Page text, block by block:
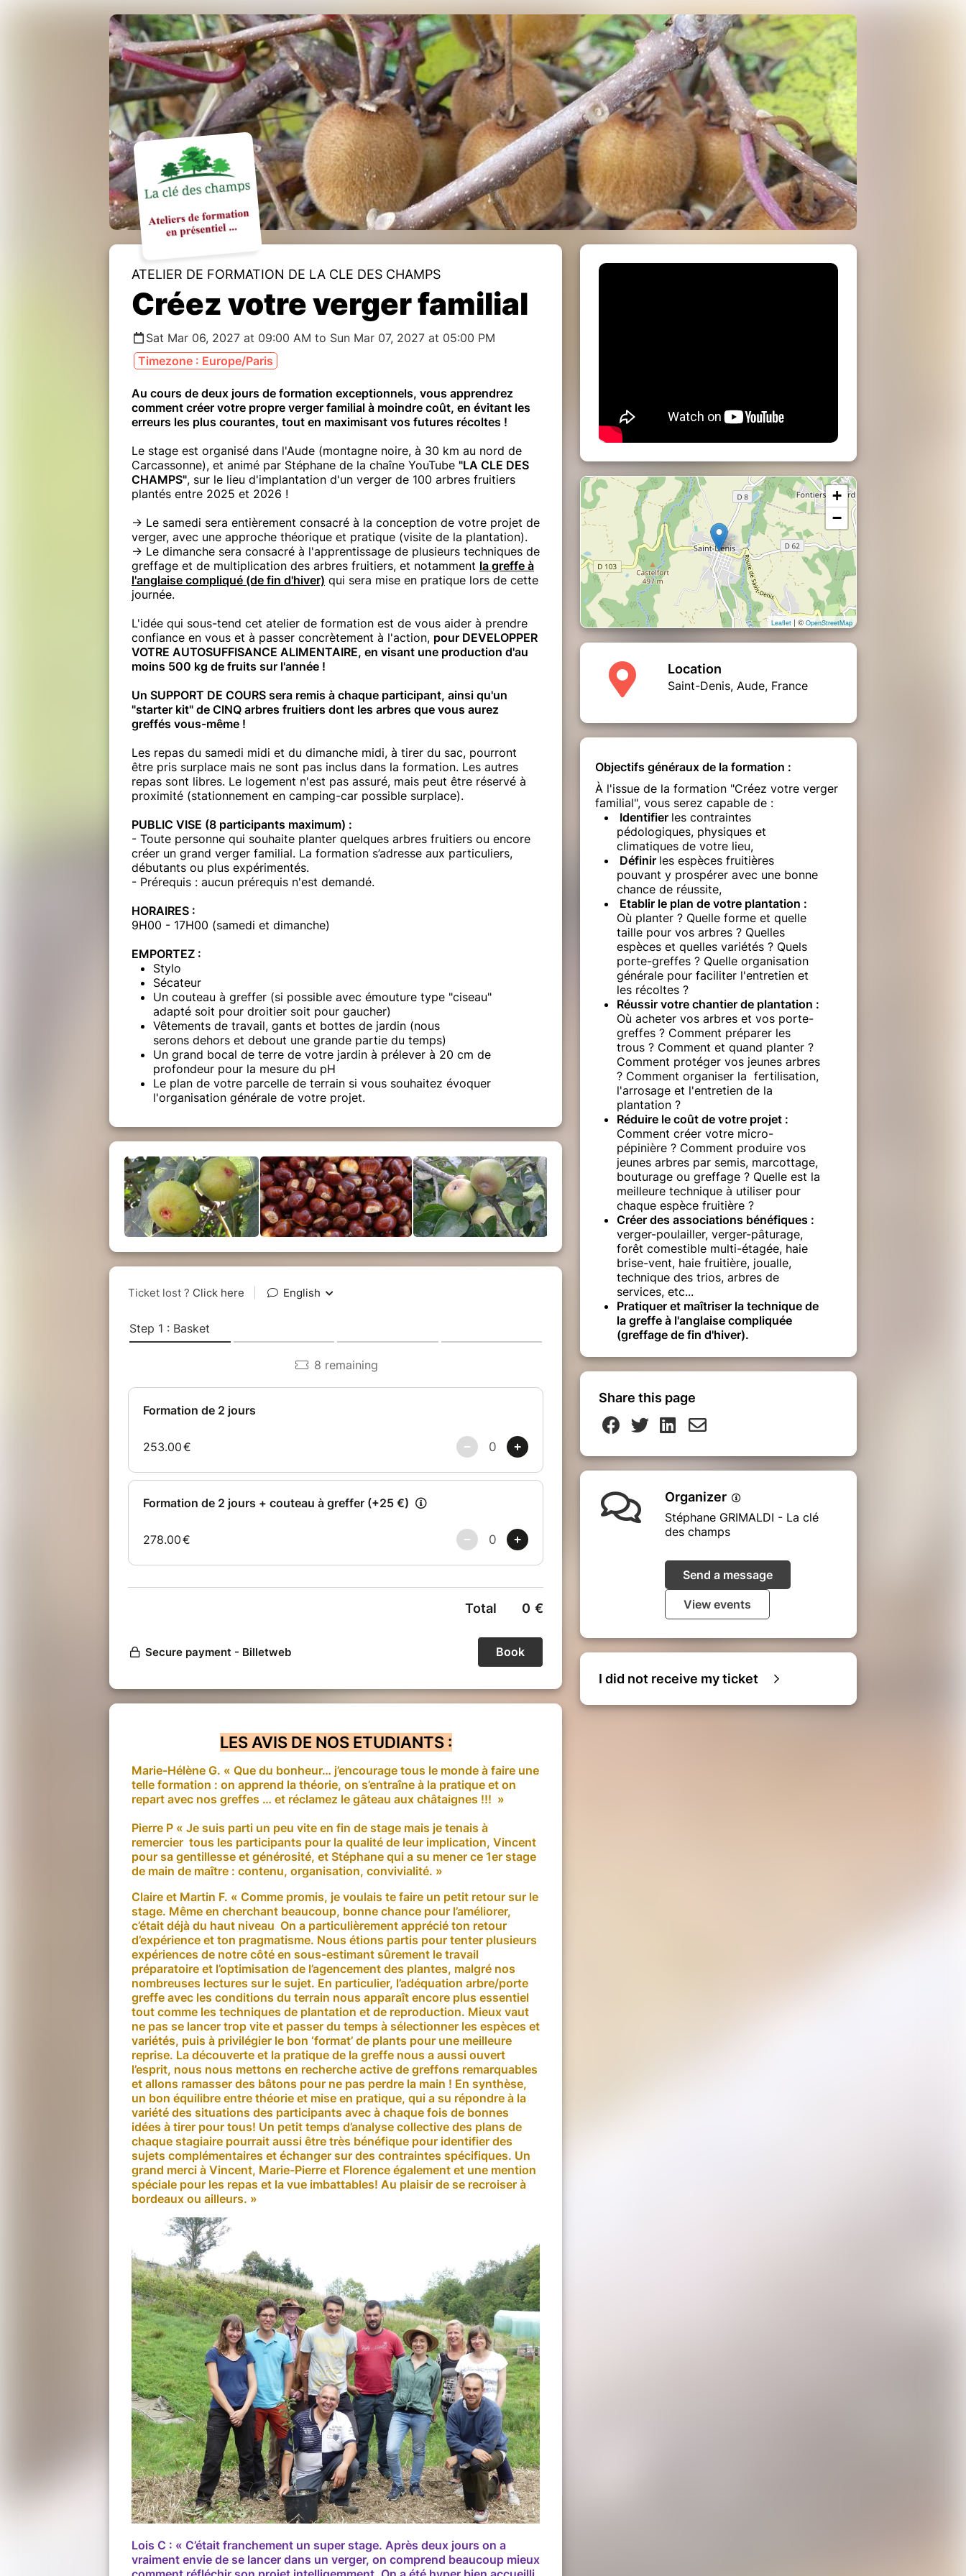
ATELIER DE FORMATION DE LA CLE DES CHAMPS
Créez votre verger familial
Sat Mar 06, 2027 at 09:00 AM to Sun Mar 07, 2027 at 05:00 PM
Timezone : Europe/Paris
Au cours de deux jours de formation exceptionnels, vous apprendrez
comment créer votre propre verger familial à moindre coût, en évitant les
erreurs les plus courantes, tout en maximisant vos futures récoltes !
Le stage est organisé dans l'Aude (montagne noire, à 30 km au nord de
Carcassonne), et animé par Stéphane de la chaîne YouTube "LA CLE DES
CHAMPS", sur le lieu d'implantation d'un verger de 100 arbres fruitiers
plantés entre 2025 et 2026 !
-> Le samedi sera entièrement consacré à la conception de votre projet de
verger, avec une approche théorique et pratique (visite de la plantation).
-> Le dimanche sera consacré à l'apprentissage de plusieurs techniques de
greffage et de multiplication des arbres fruitiers, et notamment la greffe à
l'anglaise compliqué (de fin d'hiver) qui sera mise en pratique lors de cette
journée.
L'idée qui sous-tend cet atelier de formation est de vous aider à prendre
confiance en vous et à passer concrètement à l'action, pour DEVELOPPER
VOTRE AUTOSUFFISANCE ALIMENTAIRE, en visant une production d'au
moins 500 kg de fruits sur l'année !
Un SUPPORT DE COURS sera remis à chaque participant, ainsi qu'un
"starter kit" de CINQ arbres fruitiers dont les arbres que vous aurez
greffés vous-même !
Les repas du samedi midi et du dimanche midi, à tirer du sac, pourront
être pris surplace mais ne sont pas inclus dans la formation. Les autres
repas sont libres. Le logement n'est pas assuré, mais peut être réservé à
proximité (stationnement en camping-car possible surplace).
PUBLIC VISE (8 participants maximum) :
- Toute personne qui souhaite planter quelques arbres fruitiers ou encore
créer un grand verger familial. La formation s’adresse aux particuliers,
débutants ou plus expérimentés.
- Prérequis : aucun prérequis n'est demandé.
HORAIRES :
9H00 - 17H00 (samedi et dimanche)
EMPORTEZ :
Stylo
Sécateur
Un couteau à greffer (si possible avec émouture type "ciseau"
adapté soit pour droitier soit pour gaucher)
Vêtements de travail, gants et bottes de jardin (nous
serons dehors et debout une grande partie du temps)
Un grand bocal de terre de votre jardin à prélever à 20 cm de
profondeur pour la mesure du pH
Le plan de votre parcelle de terrain si vous souhaitez évoquer
l'organisation générale de votre projet.
LES AVIS DE NOS ETUDIANTS :
Marie-Hélène G. « Que du bonheur… j’encourage tous le monde à faire une
telle formation : on apprend la théorie, on s’entraîne à la pratique et on
repart avec nos greffes … et réclamez le gâteau aux châtaignes !!! »
Pierre P « Je suis parti un peu vite en fin de stage mais je tenais à
remercier tous les participants pour la qualité de leur implication, Vincent
pour sa gentillesse et générosité, et Stéphane qui a su mener ce 1er stage
de main de maître : contenu, organisation, convivialité. »
Claire et Martin F. « Comme promis, je voulais te faire un petit retour sur le
stage. Même en cherchant beaucoup, bonne chance pour l’améliorer,
c’était déjà du haut niveau On a particulièrement apprécié ton retour
d’expérience et ton pragmatisme. Nous étions partis pour tenter plusieurs
expériences de notre côté en sous-estimant sûrement le travail
préparatoire et l’optimisation de l’agencement des plantes, malgré nos
nombreuses lectures sur le sujet. En particulier, l’adéquation arbre/porte
greffe avec les conditions du terrain nous apparaît encore plus essentiel
tout comme les techniques de plantation et de reproduction. Mieux vaut
ne pas se lancer trop vite et passer du temps à sélectionner les espèces et
variétés, puis à privilégier le bon ‘format’ de plants pour une meilleure
reprise. La découverte et la pratique de la greffe nous a aussi ouvert
l’esprit, nous nous mettons en recherche active de greffons remarquables
et allons ramasser des bâtons pour ne pas perdre la main ! En synthèse,
un bon équilibre entre théorie et mise en pratique, qui a su répondre à la
variété des situations des participants avec à chaque fois de bonnes
idées à tirer pour tous! Un petit temps d’analyse collective des plans de
chaque stagiaire pourrait aussi être très bénéfique pour identifier des
sujets complémentaires et échanger sur des contraintes spécifiques. Un
grand merci à Vincent, Marie-Pierre et Florence également et une mention
spéciale pour les repas et la vue imbattables! Au plaisir de se recroiser à
bordeaux ou ailleurs. »
Lois C : « C’était franchement un super stage. Après deux jours on a
vraiment envie de se lancer dans un verger, on comprend beaucoup mieux
+
−
Leaflet | © OpenStreetMap
Location
Saint-Denis, Aude, France
Objectifs généraux de la formation :
À l'issue de la formation "Créez votre verger
familial", vous serez capable de :
Identifier les contraintes
pédologiques, physiques et
climatiques de votre lieu,
Définir les espèces fruitières
pouvant y prospérer avec une bonne
chance de réussite,
Etablir le plan de votre plantation :
Où planter ? Quelle forme et quelle
taille pour vos arbres ? Quelles
espèces et quelles variétés ? Quels
porte-greffes ? Quelle organisation
générale pour faciliter l'entretien et
les récoltes ?
Réussir votre chantier de plantation :
Où acheter vos arbres et vos porte-
greffes ? Comment préparer les
trous ? Comment et quand planter ?
Comment protéger vos jeunes arbres
? Comment organiser la fertilisation,
l'arrosage et l'entretien de la
plantation ?
Réduire le coût de votre projet :
Comment créer votre micro-
pépinière ? Comment produire vos
jeunes arbres par semis, marcottage,
bouturage ou greffage ? Quelle est la
meilleure technique à utiliser pour
chaque espèce fruitière ?
Créer des associations bénéfiques :
verger-poulailler, verger-pâturage,
forêt comestible multi-étagée, haie
brise-vent, haie fruitière, joualle,
technique des trios, arbres de
services, etc...
Pratiquer et maîtriser la technique de
la greffe à l'anglaise compliquée
(greffage de fin d'hiver).
Share this page
Organizer
Stéphane GRIMALDI - La clé
des champs
Send a message
View events
I did not receive my ticket